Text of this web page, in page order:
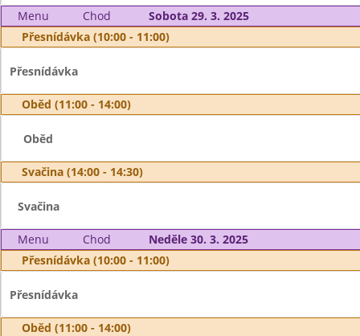
Menu Chod
Sobota 29. 3. 2025
Přesnídávka (10:00 - 11:00)
Přesnídávka
Oběd (11:00 - 14:00)
Oběd
Svačina (14:00 - 14:30)
Svačina
Menu Chod
Neděle 30. 3. 2025
Přesnídávka (10:00 - 11:00)
Přesnídávka
Oběd (11:00 - 14:00)